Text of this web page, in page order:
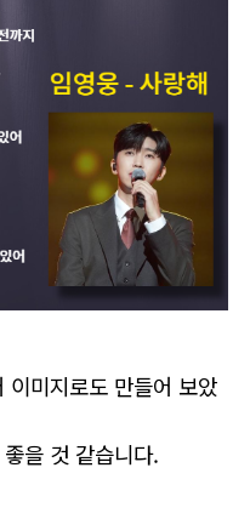
이미지로도 만들어 보았
을 것 같습니다.